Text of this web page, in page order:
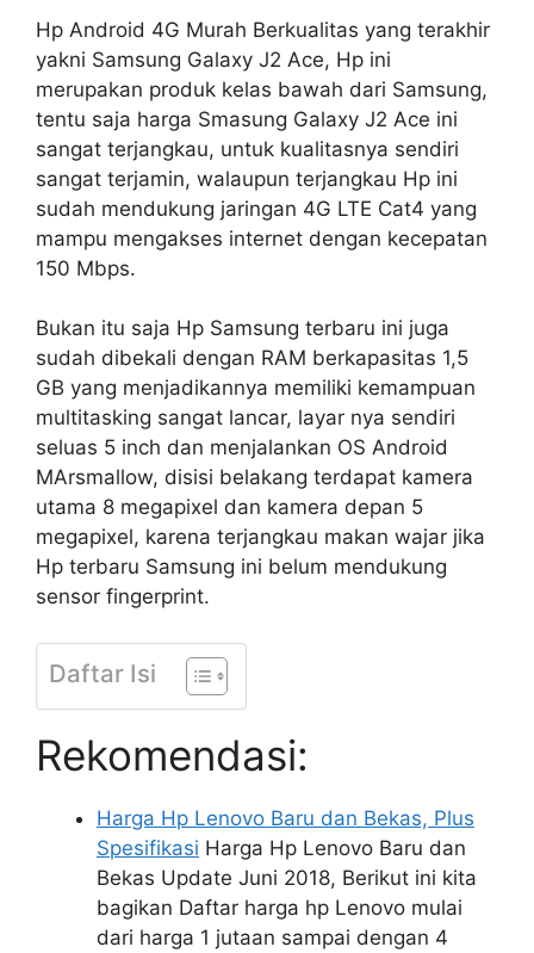
Hp Android 4G Murah Berkualitas yang terakhir
yakni Samsung Galaxy J2 Ace, Hp ini
merupakan produk kelas bawah dari Samsung,
tentu saja harga Smasung Galaxy J2 Ace ini
sangat terjangkau, untuk kualitasnya sendiri
sangat terjamin, walaupun terjangkau Hp ini
sudah mendukung jaringan 4G LTE Cat4 yang
mampu mengakses internet dengan kecepatan
150 Mbps.
Bukan itu saja Hp Samsung terbaru ini juga
sudah dibekali dengan RAM berkapasitas 1,5
GB yang menjadikannya memiliki kemampuan
multitasking sangat lancar, layar nya sendiri
seluas 5 inch dan menjalankan OS Android
MArsmallow, disisi belakang terdapat kamera
utama 8 megapixel dan kamera depan 5
megapixel, karena terjangkau makan wajar jika
Hp terbaru Samsung ini belum mendukung
sensor fingerprint.
Daftar Isi
Rekomendasi:
Harga Hp Lenovo Baru dan Bekas, Plus
Spesifikasi Harga Hp Lenovo Baru dan
Bekas Update Juni 2018, Berikut ini kita
bagikan Daftar harga hp Lenovo mulai
dari harga 1 jutaan sampai dengan 4